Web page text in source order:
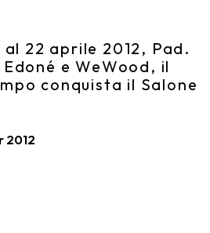
22 aprile 2012, Pad.
e WeWood, il
conquista il Salone
2012